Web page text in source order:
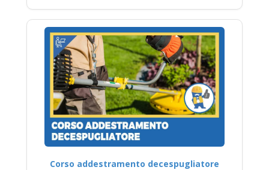
Corso addestramento decespugliatore